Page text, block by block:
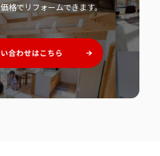
格でリフォームできます。